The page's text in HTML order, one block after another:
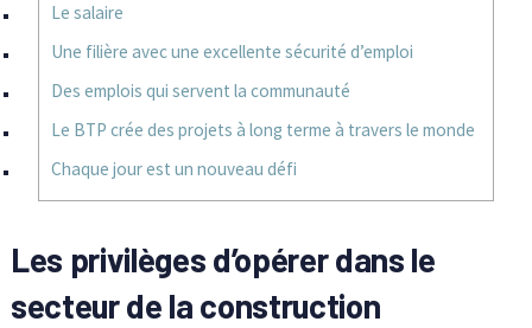
Le salaire
Une filière avec une excellente sécurité d’emploi
Des emplois qui servent la communauté
Le BTP crée des projets à long terme à travers le monde
Chaque jour est un nouveau défi
Les privilèges d’opérer dans le
secteur de la construction